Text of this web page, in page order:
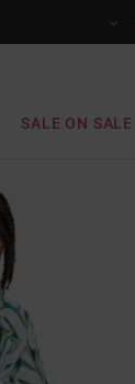
SALE ON SALE